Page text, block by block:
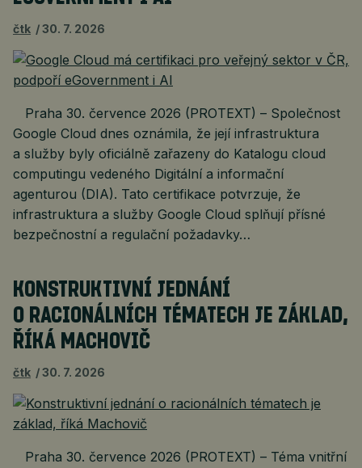
čtk 30. 7. 2026
Praha 30. července 2026 (PROTEXT) – Společnost
Google Cloud dnes oznámila, že její infrastruktura
a služby byly oficiálně zařazeny do Katalogu cloud
computingu vedeného Digitální a informační
agenturou (DIA). Tato certifikace potvrzuje, že
infrastruktura a služby Google Cloud splňují přísné
bezpečnostní a regulační požadavky…
KONSTRUKTIVNÍ JEDNÁNÍ
O RACIONÁLNÍCH TÉMATECH JE ZÁKLAD,
ŘÍKÁ MACHOVIČ
čtk 30. 7. 2026
Praha 30. července 2026 (PROTEXT) – Téma vnitřní